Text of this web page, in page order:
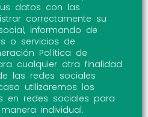
datos con las
correctamente su
informando de
o servicios de
Política de
cualquier otra finalidad
las redes sociales
utilizaremos los
en redes sociales para
individual.